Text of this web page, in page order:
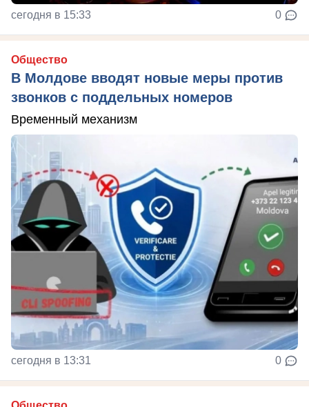
сегодня в 15:33 0
Общество
В Молдове вводят новые меры против
звонков с поддельных номеров
Временный механизм
сегодня в 13:31 0